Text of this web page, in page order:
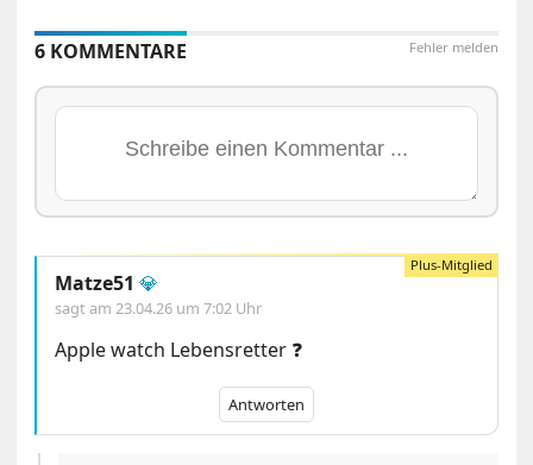
Fehler melden
6 KOMMENTARE
Matze51 💎
sagt am23.04.26 um 7:02 Uhr
Apple watch Lebensretter ❓
Antworten